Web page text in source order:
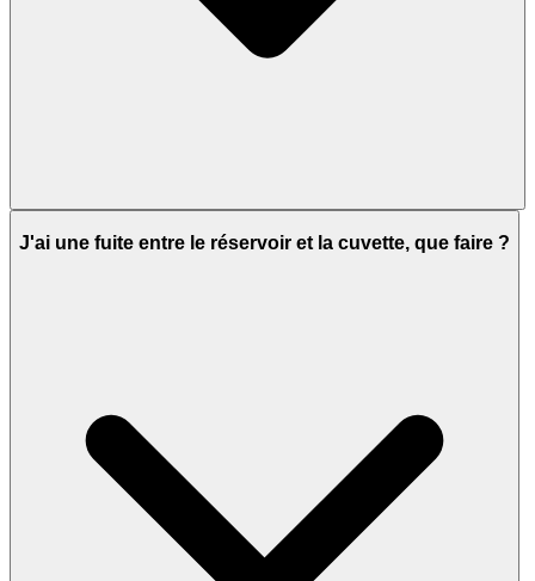
J'ai une fuite entre le réservoir et la cuvette, que faire ?